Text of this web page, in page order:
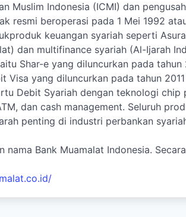
Muslim Indonesia (ICMI) dan
resmi beroperasi pada 1 Mei 1992
keuangan syariah seperti
dan multifinance syariah (Al-Ijarah
Shar-e yang diluncurkan pada
Visa yang diluncurkan pada tahun
Debit Syariah dengan teknologi
dan cash management. Seluruh
penting di industri perbankan
nama Bank Muamalat Indonesia.